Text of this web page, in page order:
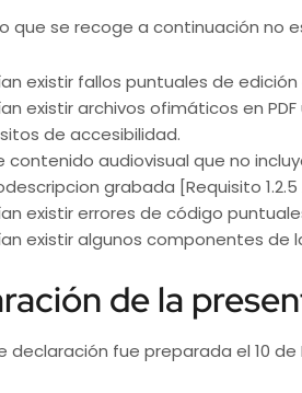
que se recoge a continuación no
existir fallos puntuales de
existir archivos ofimáticos en
de accesibilidad.
contenido audiovisual que no
grabada [Requisito
existir errores de código
existir algunos componentes de
de la
declaración fue preparada el 10 de